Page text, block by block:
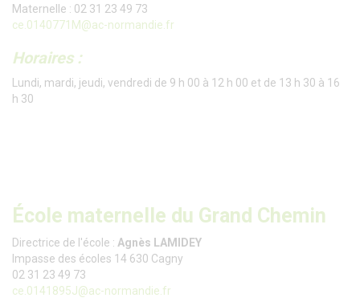
Maternelle : 02 31 23 49 73
ce.0140771M@ac-normandie.fr
Horaires :
Lundi, mardi, jeudi, vendredi de 9 h 00 à 12 h 00 et de 13 h 30 à 16
h 30
École maternelle du Grand Chemin
Directrice de l'école : Agnès LAMIDEY
Impasse des écoles 14 630 Cagny
02 31 23 49 73
ce.0141895J@ac-normandie.fr